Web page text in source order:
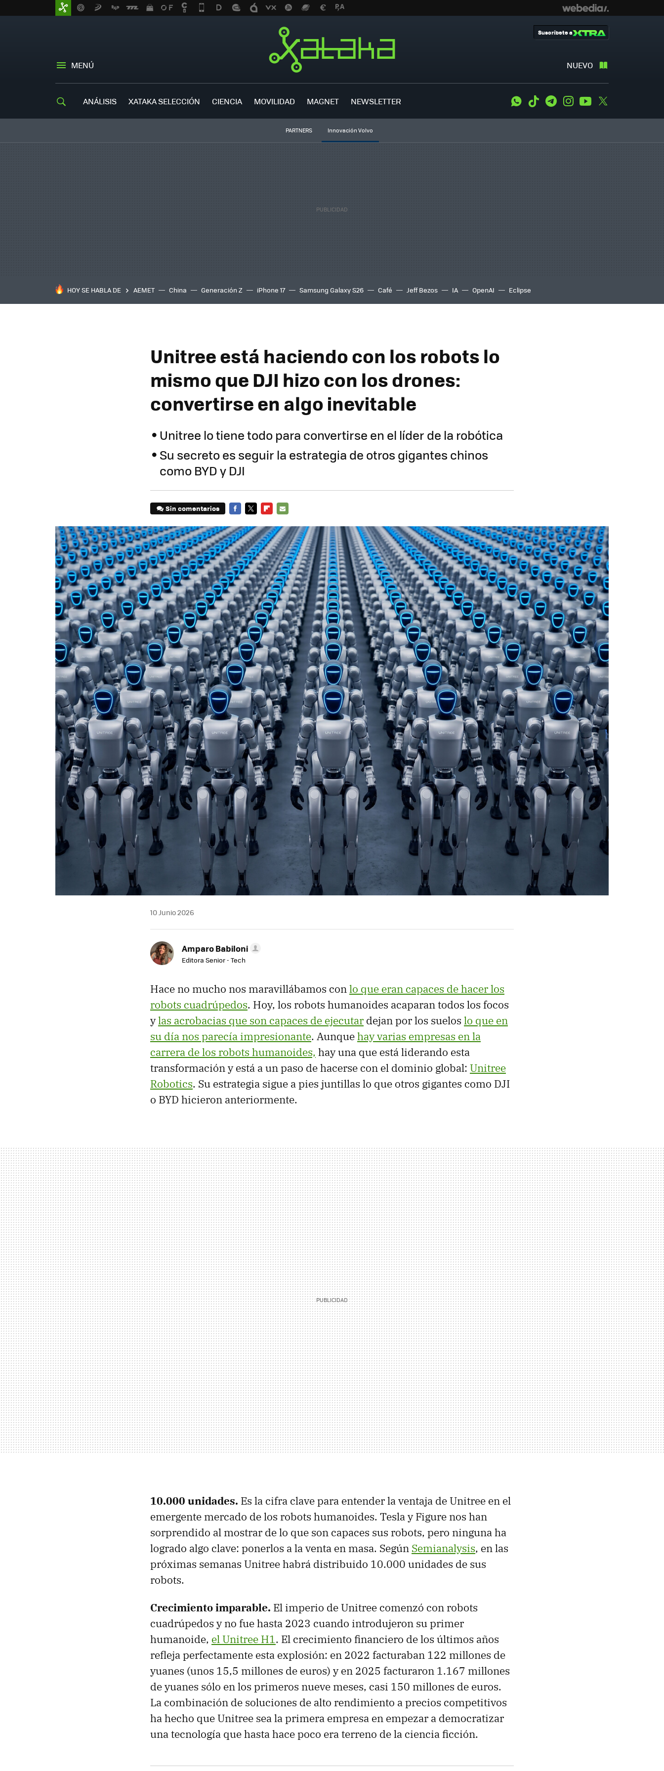
MENÚ NUEVO
Suscríbete a
ANÁLISIS XATAKA SELECCIÓN CIENCIA MOVILIDAD MAGNET NEWSLETTER WhatsApp
Tiktok TelegramInstagramYoutube
PARTNERS Innovación Volvo
HOY SE HABLA DE AEMET China Generación Z iPhone 17 Samsung Galaxy S26 Café Jeff Bezos IA OpenAI Eclipse
Unitree está haciendo con los robots lo
mismo que DJI hizo con los drones:
convertirse en algo inevitable
Unitree lo tiene todo para convertirse en el líder de la robótica
Su secreto es seguir la estrategia de otros gigantes chinos
como BYD y DJI
Sin comentarios
MAIL
10 Junio 2026
Amparo Babiloni
Editora Senior - Tech
Hace no mucho nos maravillábamos conlo que eran capaces de hacer los
robots cuadrúpedos. Hoy, los robots humanoides acaparan todos los focos
ylas acrobacias que son capaces de ejecutar dejan por los suelos lo que en
su día nos parecía impresionante. Aunquehay varias empresas en la
carrera de los robots humanoides, hay una que está liderando esta
transformación y está a un paso de hacerse con el dominio global: Unitree
Robotics. Su estrategia sigue a pies juntillas lo que otros gigantes como DJI
o BYD hicieron anteriormente.
10.000 unidades. Es la cifra clave para entender la ventaja de Unitree en el
emergente mercado de los robots humanoides. Tesla y Figure nos han
sorprendido al mostrar de lo que son capaces sus robots, pero ninguna ha
logrado algo clave: ponerlos a la venta en masa. Según Semianalysis, en las
próximas semanas Unitree habrá distribuido 10.000 unidades de sus
robots.
Crecimiento imparable. El imperio de Unitree comenzó con robots
cuadrúpedos y no fue hasta 2023 cuando introdujeron su primer
humanoide, el Unitree H1. El crecimiento financiero de los últimos años
refleja perfectamente esta explosión: en 2022 facturaban 122 millones de
yuanes (unos 15,5 millones de euros) y en 2025 facturaron 1.167 millones
de yuanes sólo en los primeros nueve meses, casi 150 millones de euros.
La combinación de soluciones de alto rendimiento a precios competitivos
ha hecho que Unitree sea la primera empresa en empezar a democratizar
una tecnología que hasta hace poco era terreno de la ciencia ficción.